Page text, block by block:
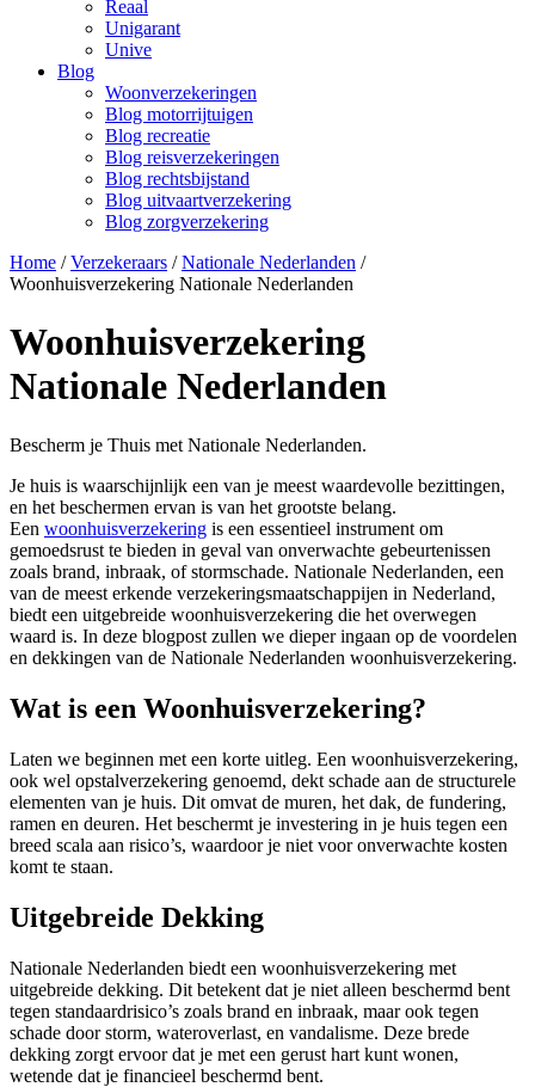
Reaal
Unigarant
Unive
Blog
Woonverzekeringen
Blog motorrijtuigen
Blog recreatie
Blog reisverzekeringen
Blog rechtsbijstand
Blog uitvaartverzekering
Blog zorgverzekering
Home /Verzekeraars /Nationale Nederlanden /
Woonhuisverzekering Nationale Nederlanden
Woonhuisverzekering
Nationale Nederlanden
Bescherm je Thuis met Nationale Nederlanden.
Je huis is waarschijnlijk een van je meest waardevolle bezittingen,
en het beschermen ervan is van het grootste belang.
Een woonhuisverzekering is een essentieel instrument om
gemoedsrust te bieden in geval van onverwachte gebeurtenissen
zoals brand, inbraak, of stormschade. Nationale Nederlanden, een
van de meest erkende verzekeringsmaatschappijen in Nederland,
biedt een uitgebreide woonhuisverzekering die het overwegen
waard is. In deze blogpost zullen we dieper ingaan op de voordelen
en dekkingen van de Nationale Nederlanden woonhuisverzekering.
Wat is een Woonhuisverzekering?
Laten we beginnen met een korte uitleg. Een woonhuisverzekering,
ook wel opstalverzekering genoemd, dekt schade aan de structurele
elementen van je huis. Dit omvat de muren, het dak, de fundering,
ramen en deuren. Het beschermt je investering in je huis tegen een
breed scala aan risico’s, waardoor je niet voor onverwachte kosten
komt te staan.
Uitgebreide Dekking
Nationale Nederlanden biedt een woonhuisverzekering met
uitgebreide dekking. Dit betekent dat je niet alleen beschermd bent
tegen standaardrisico’s zoals brand en inbraak, maar ook tegen
schade door storm, wateroverlast, en vandalisme. Deze brede
dekking zorgt ervoor dat je met een gerust hart kunt wonen,
wetende dat je financieel beschermd bent.